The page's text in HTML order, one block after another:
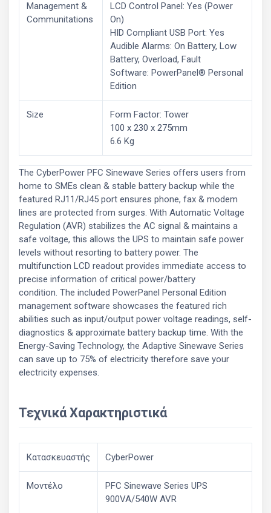
Management &
Communitations
LCD Control Panel: Yes (Power
On)
HID Compliant USB Port: Yes
Audible Alarms: On Battery, Low
Battery, Overload, Fault
Software: PowerPanel® Personal
Edition
Size
Form Factor: Tower
100 x 230 x 275mm
6.6 Kg
The CyberPower PFC Sinewave Series offers users from
home to SMEs clean & stable battery backup while the
featured RJ11/RJ45 port ensures phone, fax & modem
lines are protected from surges. With Automatic Voltage
Regulation (AVR) stabilizes the AC signal & maintains a
safe voltage, this allows the UPS to maintain safe power
levels without resorting to battery power. The
multifunction LCD readout provides immediate access to
precise information of critical power/battery
condition. The included PowerPanel Personal Edition
management software showcases the featured rich
abilities such as input/output power voltage readings, self-
diagnostics & approximate battery backup time. With the
Energy-Saving Technology, the Adaptive Sinewave Series
can save up to 75% of electricity therefore save your
electricity expenses.
Τεχνικά Χαρακτηριστικά
Κατασκευαστής CyberPower
Μοντέλο
PFC Sinewave Series UPS
900VA/540W AVR